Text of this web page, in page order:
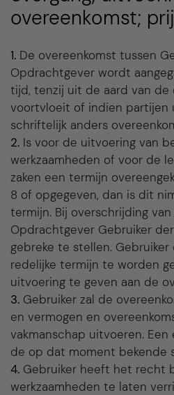
overeenkomst;
1. De overeenkomst tussen
Opdrachtgever wordt
tijd, tenzij uit de aard van de
voortvloeit of indien partijen
schriftelijk anders
2. Is voor de uitvoering van
werkzaamheden of voor de
zaken een termijn
8 of opgegeven, dan is dit
termijn. Bij overschrijding
Opdrachtgever Gebruiker
gebreke te stellen.
redelijke termijn te worden
uitvoering te geven aan de
3. Gebruiker zal de
en vermogen en
vakmanschap uitvoeren.
de op dat moment bekende
4. Gebruiker heeft het recht
werkzaamheden te laten